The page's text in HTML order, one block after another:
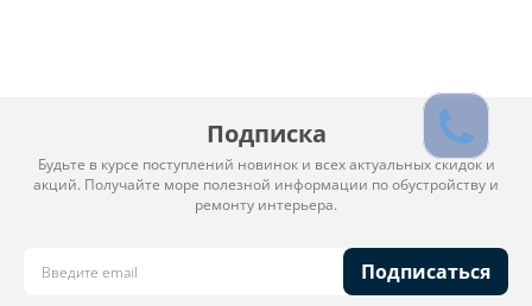
Подписка
Будьте в курсе поступлений новинок и всех актуальных скидок и
акций. Получайте море полезной информации по обустройству и
ремонту интерьера.
Подписаться